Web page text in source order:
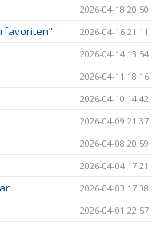
2026-04-18 20:50
2026-04-16 21:11
2026-04-14 13:54
2026-04-11 18:16
2026-04-10 14:42
2026-04-09 21:37
2026-04-08 20:59
2026-04-04 17:21
2026-04-03 17:38
2026-04-01 22:57